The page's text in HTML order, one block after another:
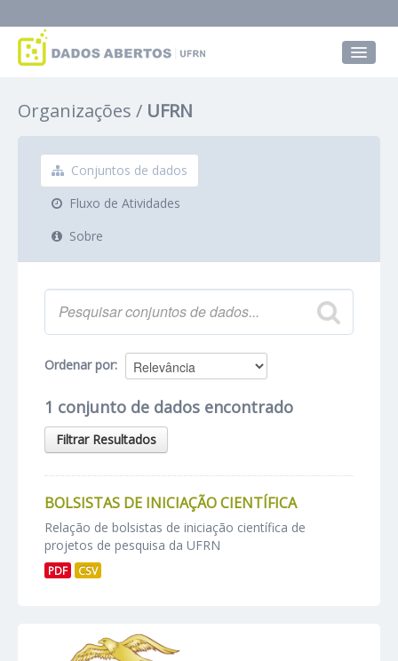
Grupos
Sobre
Organizações UFRN
Conjuntos de dados
Fluxo de Atividades
Sobre
Ordenar por
1 conjunto de dados encontrado
Filtrar Resultados
BOLSISTAS DE INICIAÇÃO CIENTÍFICA
Relação de bolsistas de iniciação científica de
projetos de pesquisa da UFRN
PDF CSV